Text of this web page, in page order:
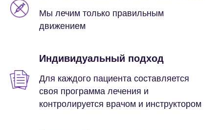
Мы лечим только правильным
движением
Индивидуальный подход
Для каждого пациента составляется
своя программа лечения и
контролируется врачом и инструктором